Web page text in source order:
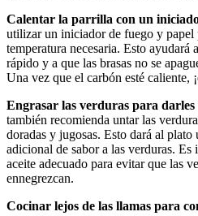
Calentar la parrilla con un
utilizar un iniciador de fuego y papel
temperatura necesaria. Esto ayudará
rápido y a que las brasas no se
Una vez que el carbón esté caliente,
Engrasar las verduras para darles
también recomienda untar las
doradas y jugosas. Esto dará al
adicional de sabor a las verduras.
aceite adecuado para evitar que las
ennegrezcan.
Cocinar lejos de las llamas para